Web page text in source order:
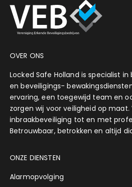
OVER ONS
Locked Safe Holland is specialist
en beveiligings-
ervaring, een toegewijd team en
zorgen wij voor veiligheid op maat.
inbraakbeveiliging tot en met
Betrouwbaar, betrokken en altijd
ONZE DIENSTEN
Alarmopvolging